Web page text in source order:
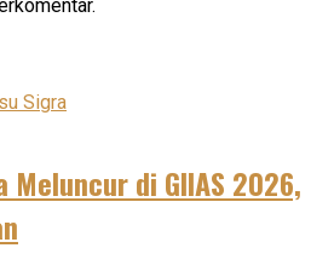
Meluncur di GIIAS 2026,